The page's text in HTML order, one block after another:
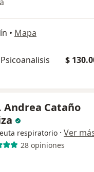
• Mapa
$
Andrea Cataño
respiratorio · Ver
28 opiniones